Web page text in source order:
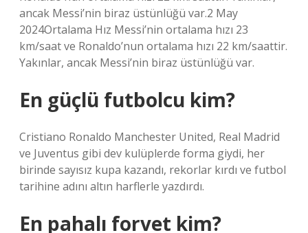
ancak Messi’nin biraz üstünlüğü var.2 May
2024Ortalama Hız Messi’nin ortalama hızı 23
km/saat ve Ronaldo’nun ortalama hızı 22 km/saattir.
Yakınlar, ancak Messi’nin biraz üstünlüğü var.
En güçlü futbolcu kim?
Cristiano Ronaldo Manchester United, Real Madrid
ve Juventus gibi dev kulüplerde forma giydi, her
birinde sayısız kupa kazandı, rekorlar kırdı ve futbol
tarihine adını altın harflerle yazdırdı.
En pahalı forvet kim?